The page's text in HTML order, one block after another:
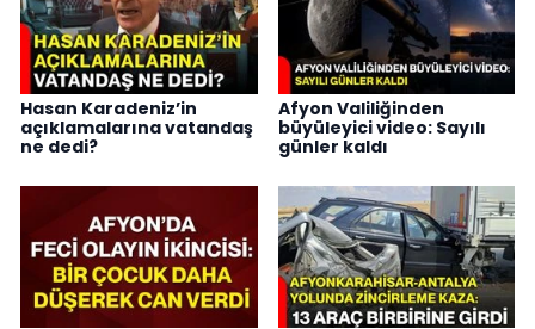
Hasan Karadeniz’in
açıklamalarına vatandaş
ne dedi?
Afyon Valiliğinden
büyüleyici video: Sayılı
günler kaldı